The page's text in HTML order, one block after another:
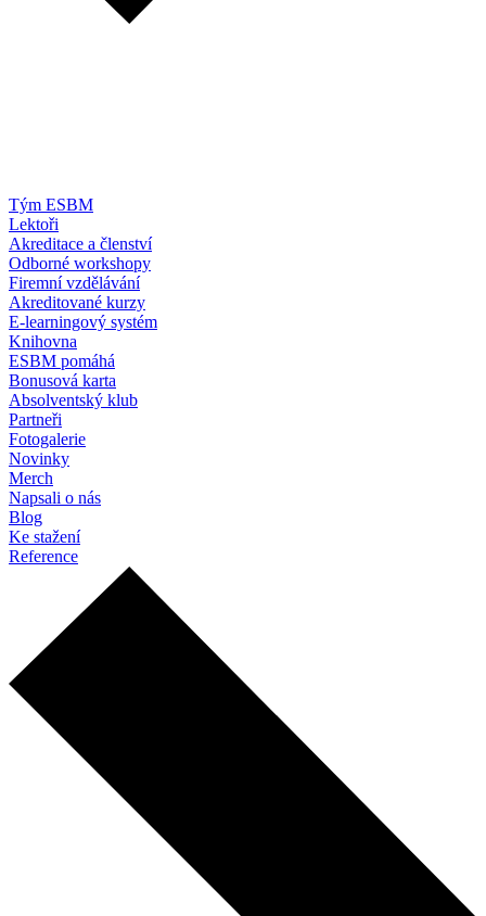
Tým ESBM
Lektoři
Akreditace a členství
Odborné workshopy
Firemní vzdělávání
Akreditované kurzy
E-learningový systém
Knihovna
ESBM pomáhá
Bonusová karta
Absolventský klub
Partneři
Fotogalerie
Novinky
Merch
Napsali o nás
Blog
Ke stažení
Reference